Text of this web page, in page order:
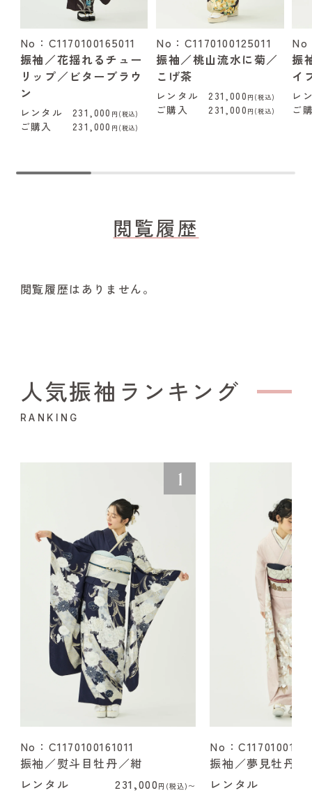
No：C1170100165011
振袖／花揺れるチュー
リップ／ビターブラウ
ン
レンタル 231,000 円(税込)
ご購入 231,000 円(税込)
No：C1170100125011
振袖／桃山流水に菊／
こげ茶
レンタル 231,000 円(税込)
ご購入 231,000 円(税込)
No
振
イ
レ
ご
閲覧履歴
閲覧履歴はありません。
人気振袖ランキング
RANKING
No：C1170100161011
振袖／熨斗目牡丹／紺
レンタル
231,000 円(税込)〜
No：
振袖／夢見牡丹／
レンタル